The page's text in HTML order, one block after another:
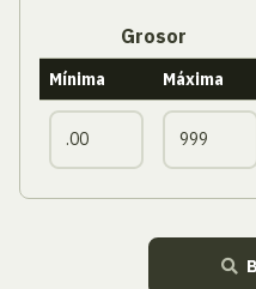
Grosor
Mínima Máxima